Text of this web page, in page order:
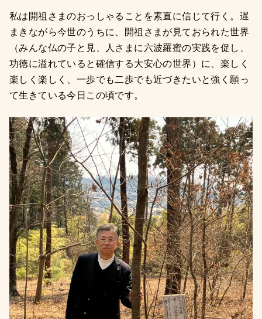
私は開祖さまのおっしゃることを素直に信じて行く。遅
まきながら今世のうちに、開祖さまが見ておられた世界
（みんな仏の子と見、人さまに六波羅蜜の実践を促し、
功徳に溢れていると確信する大安心の世界）に、楽しく
楽しく楽しく、一歩でも二歩でも近づきたいと強く願っ
て生きている今日この頃です。